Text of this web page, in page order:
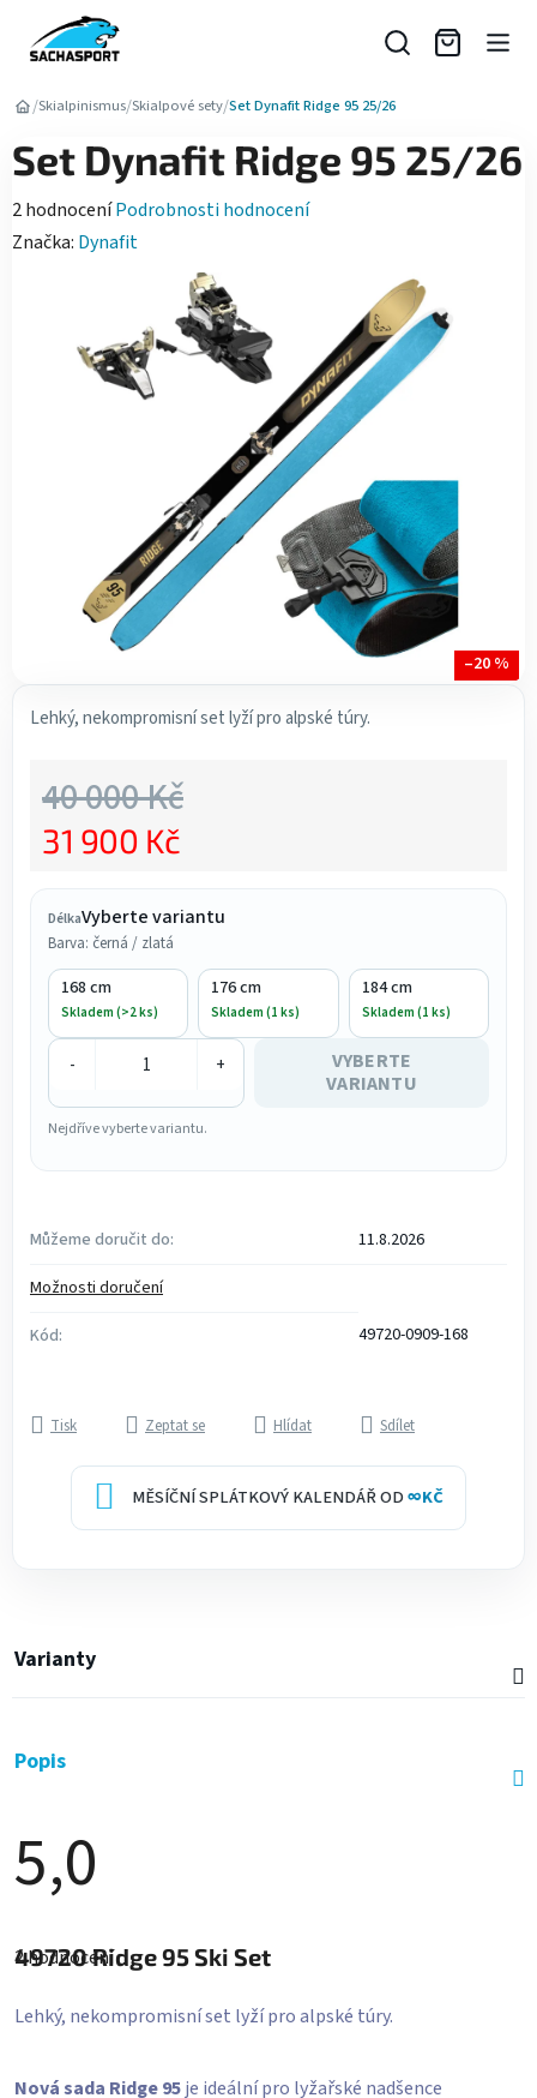
obsah
/Skialpinismus/Skialpové sety/Set Dynafit Ridge 95 25/26
Lehký, nekompromisní set lyží pro alpské túry.
DélkaVyberte variantu
Barva: černá / zlatá
168 cm
Skladem (>2 ks)
176 cm
Skladem (1 ks)
184 cm
Skladem (1 ks)
- +
VYBERTE
VARIANTU
Nejdříve vyberte variantu.
Můžeme doručit do:
11.8.2026
Možnosti doručení
Kód:
49720-0909-168
40 000 Kč
31 900 Kč
Tisk Zeptat se Hlídat Sdílet
MĚSÍČNÍ SPLÁTKOVÝ KALENDÁŘ OD∞KČ
Set Dynafit Ridge 95 25/26
Průměrné
hodnocení
2 hodnoceníPodrobnosti hodnocení
Značka: Dynafit
–20 %
Varianty
Popis
5,0
produktu
z
2 hodnocení
49720Ridge 95 Ski Set
Lehký, nekompromisní set lyží pro alpské túry.
Nová sada Ridge 95je ideální pro lyžařské nadšence